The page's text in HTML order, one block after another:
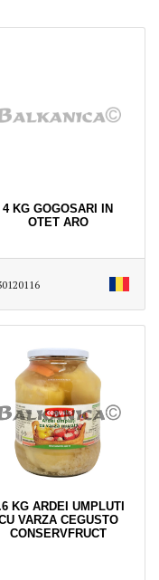
4 KG GOGOSARI IN
OTET ARO
KG ARDEI UMPLUTI
VARZA CEGUSTO
CONSERVFRUCT